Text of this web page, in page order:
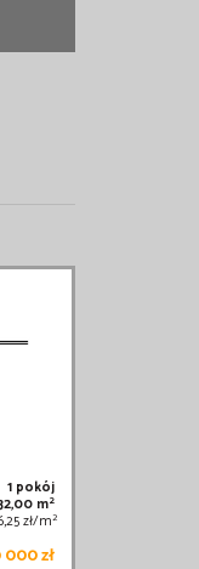
1 pokój
m2
zł/m2
000 zł